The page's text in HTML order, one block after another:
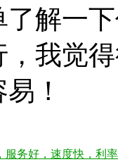
解一
我觉
！
服务好，速度快，利